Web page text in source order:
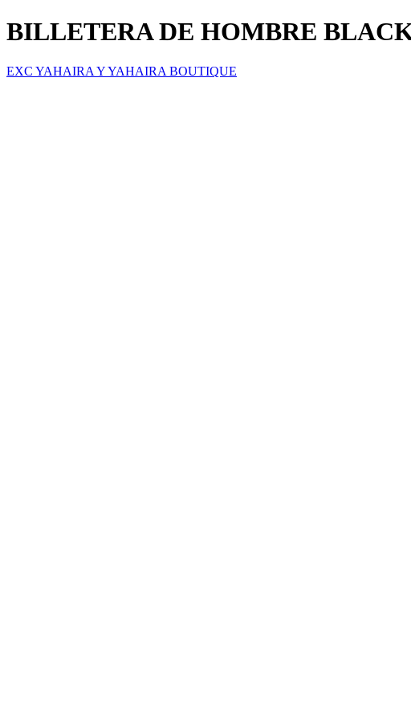
BILLETERA DE HOMBRE
EXC YAHAIRA Y YAHAIRA BOUTIQUE